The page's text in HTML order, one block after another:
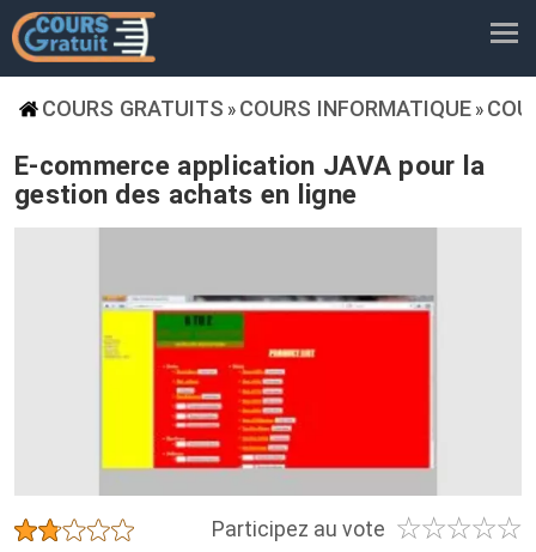
COURS GRATUITS » COURS INFORMATIQUE »
E-commerce application JAVA pour la
gestion des achats en ligne
Participez au vote ☆☆☆☆☆
★★★★★